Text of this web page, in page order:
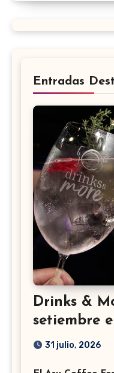
Entradas
Drinks &
setiembre
31 julio, 2026